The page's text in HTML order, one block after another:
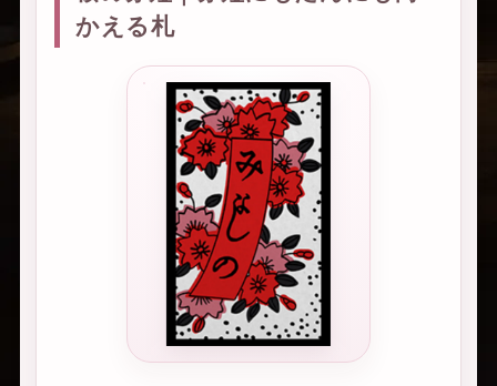
かえる札